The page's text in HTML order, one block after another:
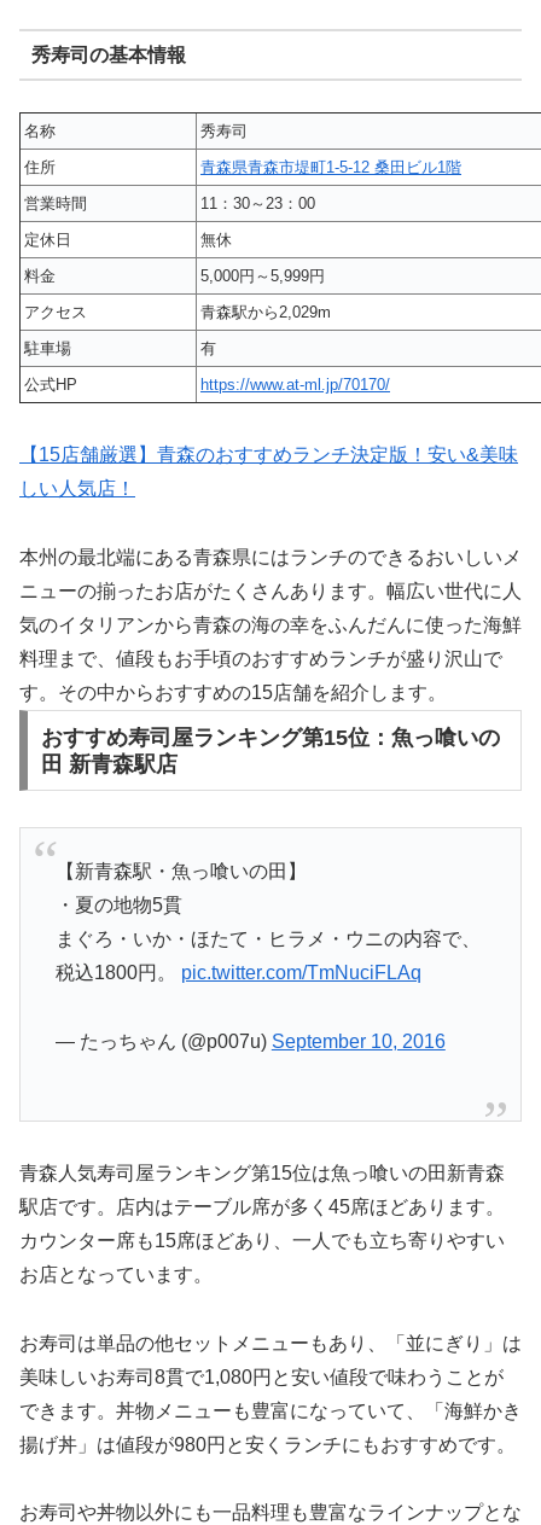
秀寿司の基本情報
名称
秀寿司
住所
青森県青森市堤町1-5-12 桑田ビル1階
営業時間
11：30～23：00
定休日
無休
料金
5,000円～5,999円
アクセス
青森駅から2,029m
駐車場
有
公式HP
https://www.at-ml.jp/70170/
【15店舗厳選】青森のおすすめランチ決定版！安い&美味
しい人気店！
本州の最北端にある青森県にはランチのできるおいしいメ
ニューの揃ったお店がたくさんあります。幅広い世代に人
気のイタリアンから青森の海の幸をふんだんに使った海鮮
料理まで、値段もお手頃のおすすめランチが盛り沢山で
す。その中からおすすめの15店舗を紹介します。
おすすめ寿司屋ランキング第15位：魚っ喰いの
田 新青森駅店
【新青森駅・魚っ喰いの田】
・夏の地物5貫
まぐろ・いか・ほたて・ヒラメ・ウニの内容で、
税込1800円。 pic.twitter.com/TmNuciFLAq
— たっちゃん (@p007u) September 10, 2016
青森人気寿司屋ランキング第15位は魚っ喰いの田新青森
駅店です。店内はテーブル席が多く45席ほどあります。
カウンター席も15席ほどあり、一人でも立ち寄りやすい
お店となっています。
お寿司は単品の他セットメニューもあり、「並にぎり」は
美味しいお寿司8貫で1,080円と安い値段で味わうことが
できます。丼物メニューも豊富になっていて、「海鮮かき
揚げ丼」は値段が980円と安くランチにもおすすめです。
お寿司や丼物以外にも一品料理も豊富なラインナップとな